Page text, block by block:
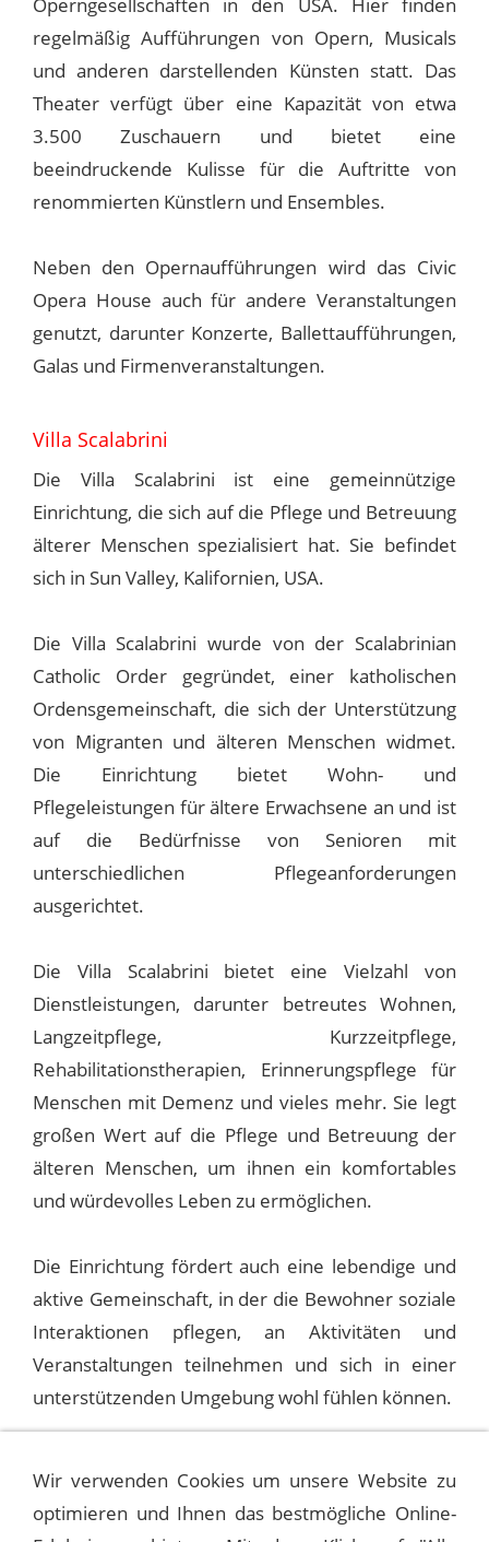
regelmäßig Aufführungen von Opern, Musicals
und anderen darstellenden Künsten statt. Das
Theater verfügt über eine Kapazität von etwa
3.500 Zuschauern und bietet eine
beeindruckende Kulisse für die Auftritte von
renommierten Künstlern und Ensembles.
Neben den Opernaufführungen wird das Civic
Opera House auch für andere Veranstaltungen
genutzt, darunter Konzerte, Ballettaufführungen,
Galas und Firmenveranstaltungen.
Villa Scalabrini
Die Villa Scalabrini ist eine gemeinnützige
Einrichtung, die sich auf die Pflege und Betreuung
älterer Menschen spezialisiert hat. Sie befindet
sich in Sun Valley, Kalifornien, USA.
Die Villa Scalabrini wurde von der Scalabrinian
Catholic Order gegründet, einer katholischen
Ordensgemeinschaft, die sich der Unterstützung
von Migranten und älteren Menschen widmet.
Die Einrichtung bietet Wohn- und
Pflegeleistungen für ältere Erwachsene an und ist
auf die Bedürfnisse von Senioren mit
unterschiedlichen Pflegeanforderungen
ausgerichtet.
Die Villa Scalabrini bietet eine Vielzahl von
Dienstleistungen, darunter betreutes Wohnen,
Langzeitpflege, Kurzzeitpflege,
Rehabilitationstherapien, Erinnerungspflege für
Menschen mit Demenz und vieles mehr. Sie legt
großen Wert auf die Pflege und Betreuung der
älteren Menschen, um ihnen ein komfortables
und würdevolles Leben zu ermöglichen.
Die Einrichtung fördert auch eine lebendige und
aktive Gemeinschaft, in der die Bewohner soziale
Interaktionen pflegen, an Aktivitäten und
Veranstaltungen teilnehmen und sich in einer
unterstützenden Umgebung wohl fühlen können.
1970-05-30 COLISEUM, MEMPHIS,
Wir verwenden Cookies um unsere Website zu
optimieren und Ihnen das bestmögliche Online-